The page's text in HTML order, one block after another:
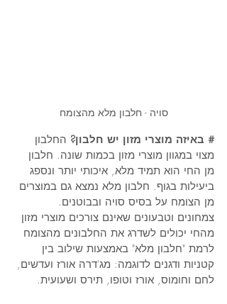
סויה - חלבון מלא מהצומח
# באיזה מוצרי מזון יש חלבון? החלבון
מצוי במגוון מוצרי מזון בכמות שונה. חלבון
מן החי הוא תמיד מלא, איכותי יותר ונספג
ביעילות בגוף. חלבון מלא נמצא גם במוצרים
מן הצומח על בסיס סויה ובבוטנים.
צמחונים וטבעונים שאינם צורכים מוצרי מזון
מהחי יכולים לשדרג את החלבונים מהצומח
לרמת "חלבון מלא" באמצעות שילוב בין
קטניות ודגנים לדוגמה: מג'דרה אורז ועדשים,
לחם וחומוס, אורז וטופו, תירס ושעועית.